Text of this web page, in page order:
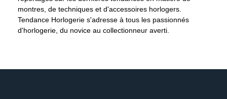
montres, de techniques et d'accessoires horlogers.
Tendance Horlogerie s'adresse à tous les passionnés
d'horlogerie, du novice au collectionneur averti.